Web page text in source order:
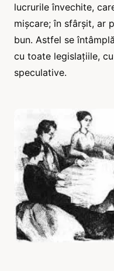
lucrurile învechite,
mișcare; în sfârșit, ar
bun. Astfel se
cu toate legislațiile,
speculative.